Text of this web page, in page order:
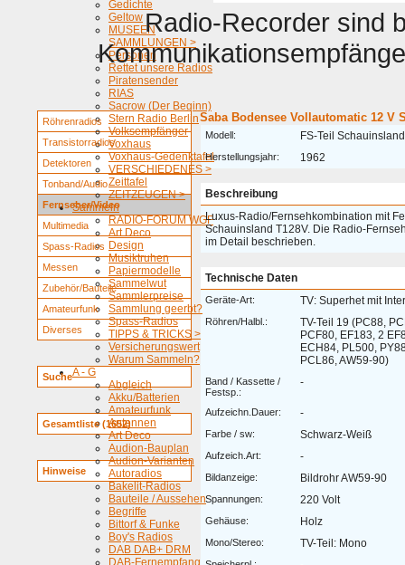
Gedichte
Geltow
MUSEEN
SAMMLUNGEN >
Personen
Rettet unsere Radios
Piratensender
RIAS
Sacrow (Der Beginn)
Stern Radio Berlin
Volksempfänger
Voxhaus
Voxhaus-Gedenktafel
VERSCHIEDENES >
Zeittafel
ZEITZEUGEN >
Sammeln
RADIO-FORUM WGF
Art Deco
Design
Musiktruhen
Papiermodelle
Sammelwut
Sammlerpreise
Sammlung geerbt?
Spass-Radios
TIPPS & TRICKS >
Versicherungswert
Warum Sammeln?
A - G
Abgleich
Akku/Batterien
Amateurfunk
Antennen
Art Deco
Audion-Bauplan
Audion-Varianten
Autoradios
Bakelit-Radios
Bauteile / Aussehen
Begriffe
Bittorf & Funke
Boy's Radios
DAB DAB+ DRM
DAB-Fernempfang
Radio-Recorder sind
Röhrenradios
Transistorradios
Detektoren
Tonband/Audio
Fernseher/Video
Multimedia
Spass-Radios
Messen
Zubehör/Bauteile
Amateurfunk
Diverses
Suche
Gesamtliste (1652)
Hinweise
Saba Bodensee Vollautomatic 12 V
Modell: FS-Teil
Herstellungsjahr: 1962
Beschreibung
Luxus-Radio/Fernsehkombination mit
Schauinsland T128V. Die Radio-
im Detail beschrieben.
Technische Daten
Geräte-Art: TV: Superhet mit
Röhren/Halbl.:
TV-Teil 19 (PC88,
PCF80, EF183, 2
ECH84, PL500,
PCL86, AW59-90)
Band / Kassette /
Festsp.:
-
Aufzeichn.Dauer: -
Farbe / sw: Schwarz-Weiß
Aufzeich.Art: -
Bildanzeige: Bildrohr AW59-90
Spannungen: 220 Volt
Gehäuse: Holz
Mono/Stereo: TV-Teil: Mono